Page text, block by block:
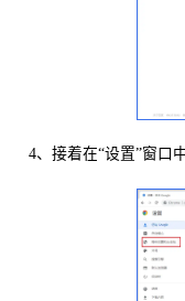
4、接着在“设置”窗口